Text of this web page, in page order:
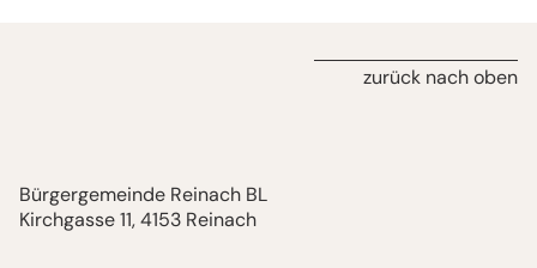
Bürgergemeinde Reinach BL
Kirchgasse 11, 4153 Reinach
zurück nach oben